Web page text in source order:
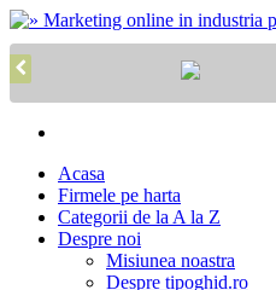
Acasa
Firmele pe harta
Categorii de la A la Z
Despre noi
Misiunea noastra
Despre tipoghid.ro